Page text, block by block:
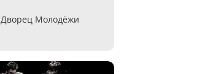
Дворец Молодёжи